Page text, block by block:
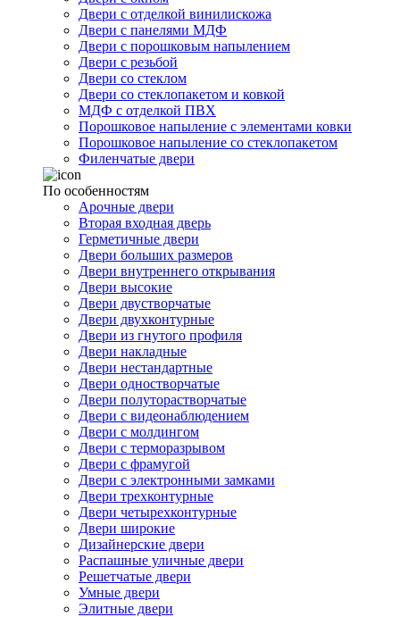
Двери с отделкой винилискожа
Двери с панелями МДФ
Двери с порошковым напылением
Двери с резьбой
Двери со стеклом
Двери со стеклопакетом и ковкой
МДФ с отделкой ПВХ
Порошковое напыление с элементами ковки
Порошковое напыление со стеклопакетом
Филенчатые двери
По особенностям
Арочные двери
Вторая входная дверь
Герметичные двери
Двери больших размеров
Двери внутреннего открывания
Двери высокие
Двери двустворчатые
Двери двухконтурные
Двери из гнутого профиля
Двери накладные
Двери нестандартные
Двери одностворчатые
Двери полуторастворчатые
Двери с видеонаблюдением
Двери с молдингом
Двери с терморазрывом
Двери с фрамугой
Двери с электронными замками
Двери трехконтурные
Двери четырехконтурные
Двери широкие
Дизайнерские двери
Распашные уличные двери
Решетчатые двери
Умные двери
Элитные двери